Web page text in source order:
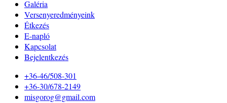
Galéria
Versenyeredményeink
Étkezés
E-napló
Kapcsolat
Bejelentkezés
+36-46/508-301
+36-30/678-2149
misgorog@gmail.com